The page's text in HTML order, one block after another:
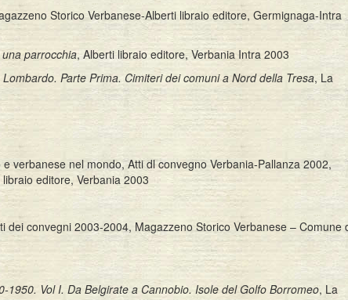
Storico Verbanese-Alberti libraio editore, Germignaga-Intra
parrocchia, Alberti libraio editore, Verbania Intra 2003
Parte Prima. Cimiteri dei comuni a Nord della Tresa, La
verbanese nel mondo, Atti dl convegno Verbania-Pallanza 2002,
editore, Verbania 2003
dei convegni 2003-2004, Magazzeno Storico Verbanese – Comune
Vol I. Da Belgirate a Cannobio. Isole del Golfo Borromeo, La